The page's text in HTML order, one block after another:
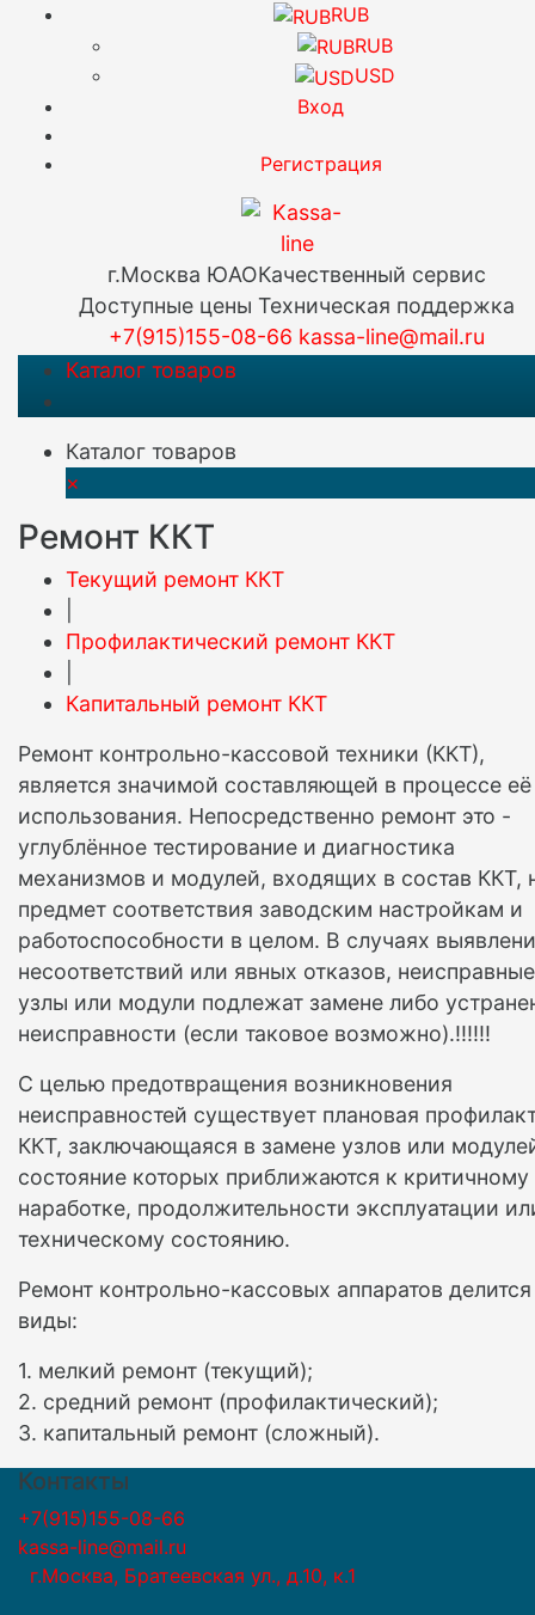
RUB
RUB
USD
Вход
Регистрация
г.Москва ЮАОКачественный сервис
Доступные цены Техническая поддержка
+7(915)155-08-66 kassa-line@mail.ru
Каталог товаров
Каталог товаров
×
Ремонт ККТ
Текущий ремонт ККТ
Профилактический ремонт ККТ
Капитальный ремонт ККТ
Ремонт контрольно-кассовой техники (ККТ),
является значимой составляющей в процессе её
использования. Непосредственно ремонт это -
углублённое тестирование и диагностика
механизмов и модулей, входящих в состав ККТ,
предмет соответствия заводским настройкам и
работоспособности в целом. В случаях
несоответствий или явных отказов, неисправные
узлы или модули подлежат замене либо
неисправности (если таковое возможно).!!!!!!
С целью предотвращения возникновения
неисправностей существует плановая
ККТ, заключающаяся в замене узлов или
состояние которых приближаются к критичному
наработке, продолжительности эксплуатации
техническому состоянию.
Ремонт контрольно-кассовых аппаратов
виды:
1. мелкий ремонт (текущий);
2. средний ремонт (профилактический);
3. капитальный ремонт (сложный).
Контакты
+7(915)155-08-66
kassa-line@mail.ru
г.Москва, Братеевская ул., д.10, к.1